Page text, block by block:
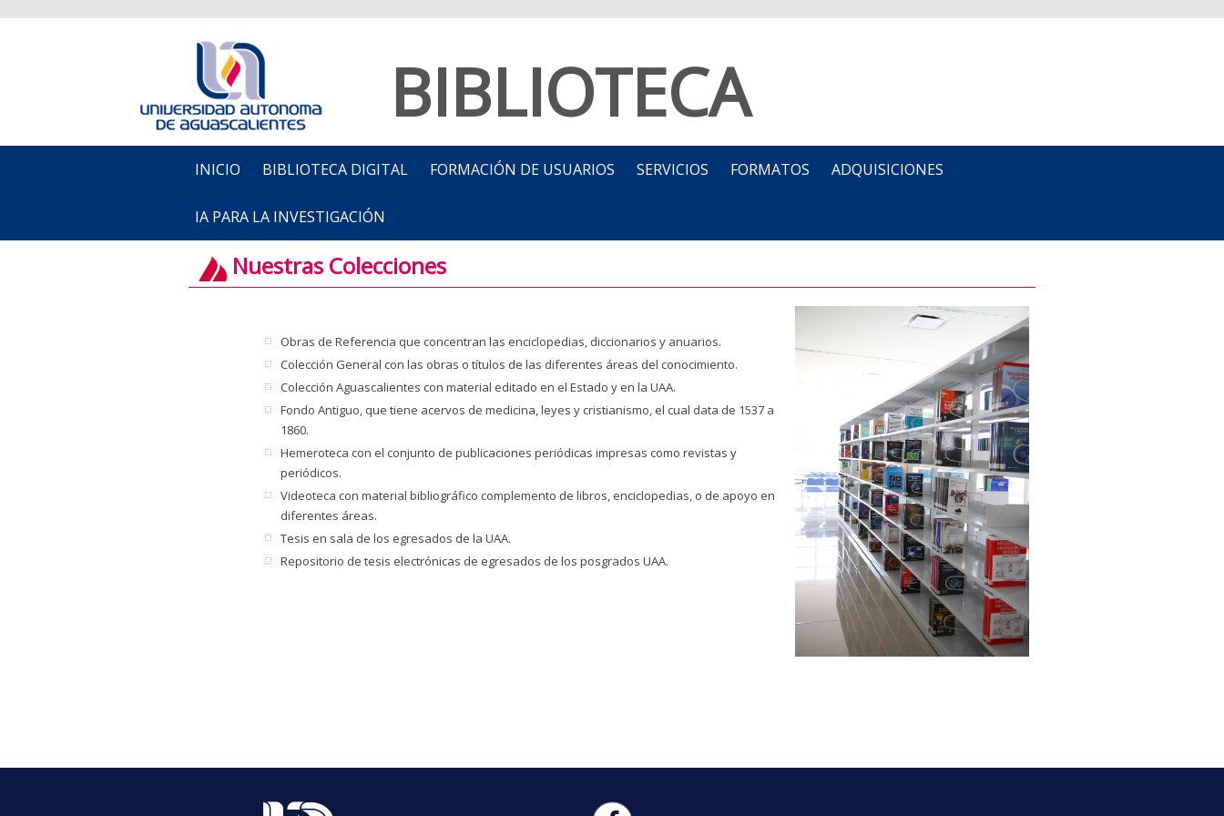
BIBLIOTECA
INICIO BIBLIOTECA DIGITAL FORMACIÓN DE USUARIOS SERVICIOS FORMATOS ADQUISICIONES
IA PARA LA INVESTIGACIÓN
Nuestras Colecciones
Obras de Referencia que concentran las enciclopedias, diccionarios y anuarios.
Colección General con las obras o títulos de las diferentes áreas del conocimiento.
Colección Aguascalientes con material editado en el Estado y en la UAA.
Fondo Antiguo, que tiene acervos de medicina, leyes y cristianismo, el cual data de 1537 a
1860.
Hemeroteca con el conjunto de publicaciones periódicas impresas como revistas y
periódicos.
Videoteca con material bibliográfico complemento de libros, enciclopedias, o de apoyo en
diferentes áreas.
Tesis en sala de los egresados de la UAA.
Repositorio de tesis electrónicas de egresados de los posgrados UAA.